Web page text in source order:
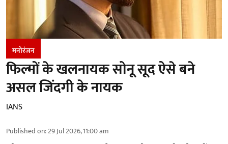
मनोरंजन
फिल्मों के खलनायक सोनू सूद ऐसे बने
असल जिंदगी के नायक
IANS
Published on:29 Jul 2026, 11:00 am